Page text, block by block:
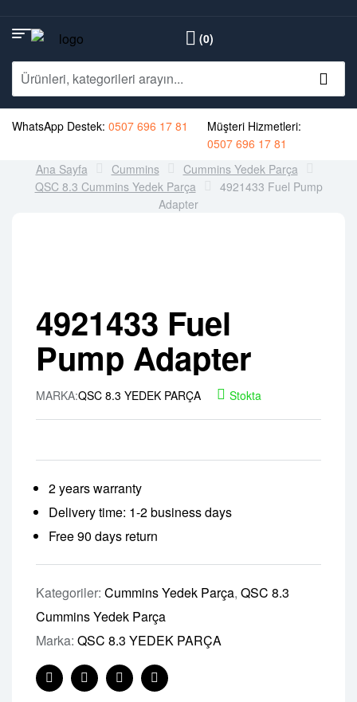
(0)
WhatsApp Destek: 0507 696 17 81
Müşteri Hizmetleri:
0507 696 17 81
Ana Sayfa
Cummins
Cummins Yedek Parça
QSC 8.3 Cummins Yedek Parça
4921433 Fuel Pump
Adapter
4921433 Fuel
Pump Adapter
MARKA:QSC 8.3 YEDEK PARÇA Stokta
2 years warranty
Delivery time: 1-2 business days
Free 90 days return
Kategoriler: Cummins Yedek Parça, QSC 8.3
Cummins Yedek Parça
Marka: QSC 8.3 YEDEK PARÇA
FacebookTwitterLinkedinPinterest